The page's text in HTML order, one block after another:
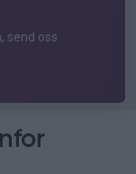
send oss